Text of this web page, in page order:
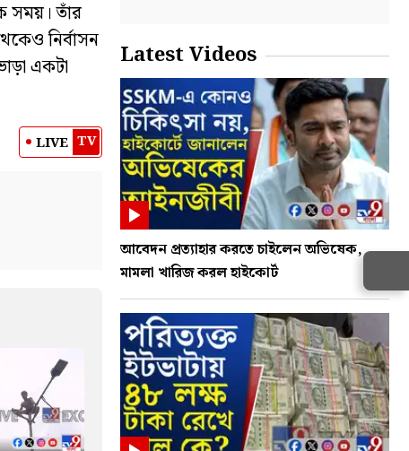
সময়। তাঁর
নির্বাসন
একটা
LIVE TV
Latest Videos
আবেদন প্রত্যাহার করতে চাইলেন অভিষেক,
মামলা খারিজ করল হাইকোর্ট